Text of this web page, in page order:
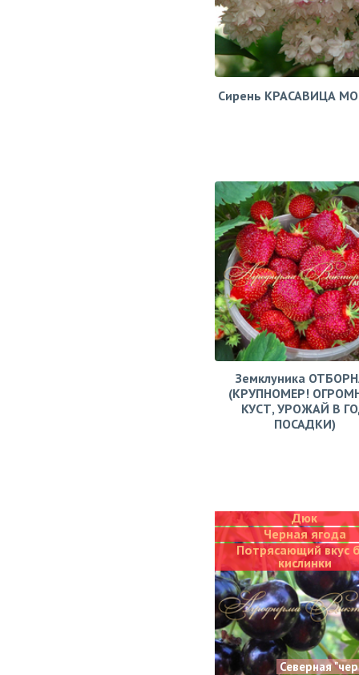
Сирень КРАСАВИЦА
Земклуника
(КРУПНОМЕР!
КУСТ, УРОЖАЙ В
ПОСАДКИ)
Дюк
Черная ягода
Потрясающий вкус
кислинки
Северная